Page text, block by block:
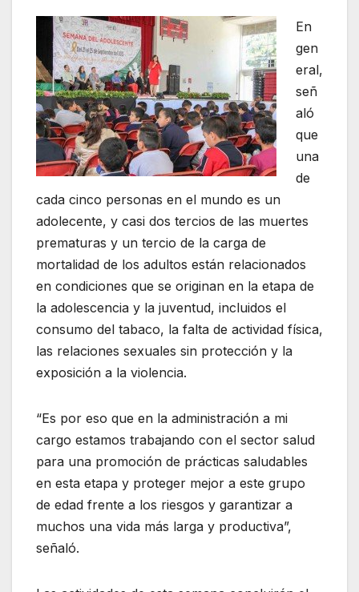
En
gen
eral,
señ
aló
que
una
de
cada cinco personas en el mundo es un
adolecente, y casi dos tercios de las muertes
prematuras y un tercio de la carga de
mortalidad de los adultos están relacionados
en condiciones que se originan en la etapa de
la adolescencia y la juventud, incluidos el
consumo del tabaco, la falta de actividad física,
las relaciones sexuales sin protección y la
exposición a la violencia.
“Es por eso que en la administración a mi
cargo estamos trabajando con el sector salud
para una promoción de prácticas saludables
en esta etapa y proteger mejor a este grupo
de edad frente a los riesgos y garantizar a
muchos una vida más larga y productiva”,
señaló.